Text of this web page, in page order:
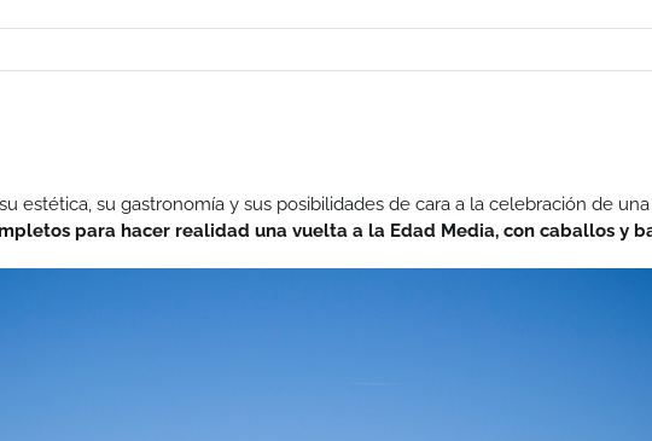
estética, su gastronomía y sus posibilidades de cara a la celebración de
para hacer realidad una vuelta a la Edad Media, con caballos y